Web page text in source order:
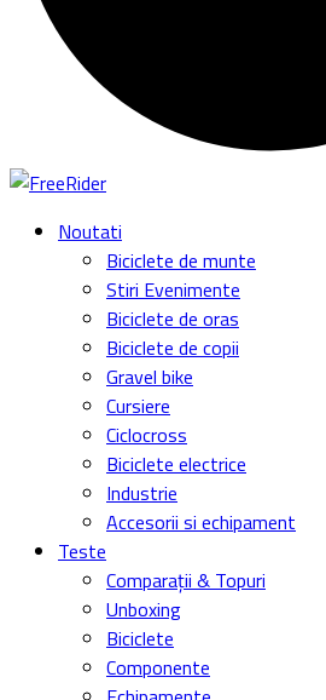
Noutati
Biciclete de munte
Stiri Evenimente
Biciclete de oras
Biciclete de copii
Gravel bike
Cursiere
Ciclocross
Biciclete electrice
Industrie
Accesorii si echipament
Teste
Comparații & Topuri
Unboxing
Biciclete
Componente